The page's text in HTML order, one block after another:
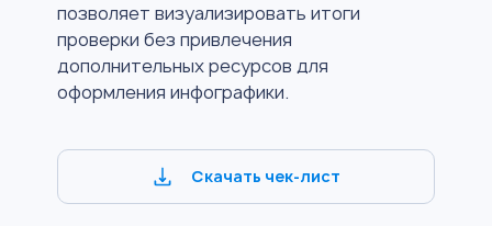
позволяет визуализировать итоги
проверки без привлечения
дополнительных ресурсов для
оформления инфографики.
Скачать чек-лист